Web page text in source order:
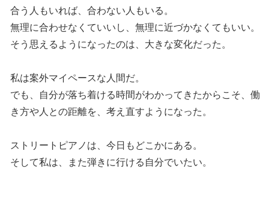
合う人もいれば、合わない人もいる。
無理に合わせなくていいし、無理に近づかなくてもいい。
そう思えるようになったのは、大きな変化だった。
私は案外マイペースな人間だ。
でも、自分が落ち着ける時間がわかってきたからこそ、働
き方や人との距離を、考え直すようになった。
ストリートピアノは、今日もどこかにある。
そして私は、また弾きに行ける自分でいたい。